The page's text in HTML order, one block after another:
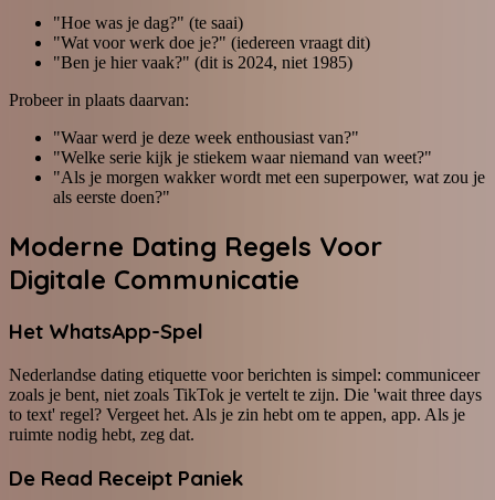
"Hoe was je dag?" (te saai)
"Wat voor werk doe je?" (iedereen vraagt dit)
"Ben je hier vaak?" (dit is 2024, niet 1985)
Probeer in plaats daarvan:
"Waar werd je deze week enthousiast van?"
"Welke serie kijk je stiekem waar niemand van weet?"
"Als je morgen wakker wordt met een superpower, wat zou je
als eerste doen?"
Moderne Dating Regels Voor
Digitale Communicatie
Het WhatsApp-Spel
Nederlandse dating etiquette voor berichten is simpel: communiceer
zoals je bent, niet zoals TikTok je vertelt te zijn. Die 'wait three days
to text' regel? Vergeet het. Als je zin hebt om te appen, app. Als je
ruimte nodig hebt, zeg dat.
De Read Receipt Paniek